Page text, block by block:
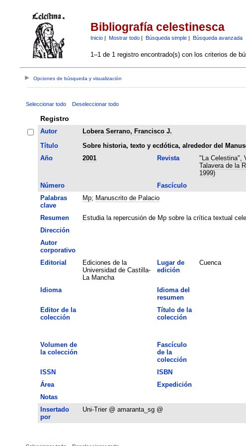
Bibliografía celestinesca
Inicio| Mostrar todo| Búsqueda simple| Búsqueda avanzada
1–1 de 1 registro encontrado(s) con los criterios de
Opciones de búsqueda y visualización
Seleccionar todo Deseleccionar todo
Registro
Autor
Lobera Serrano, Francisco J.
Título
Sobre historia, texto y ecdótica, alrededor del
Año
2001 Revista
"La Celestina",
Talavera de la
1999)
Número Fascículo
Palabras
clave
Mp; Manuscrito de Palacio
Resumen
Estudia la repercusión de Mp sobre la crítica textual
Dirección
Autor
corporativo
Editorial
Ediciones de la
Universidad de Castilla-
La Mancha
Lugar de
edición
Cuenca
Idioma
Idioma del
resumen
Editor de la
colección
Título de la
colección
Volumen de
la colección
Fascículo
de la
colección
ISSN ISBN
Área
Expedición
Notas
Insertado
por
Uni-Trier @ amaranta_sg @